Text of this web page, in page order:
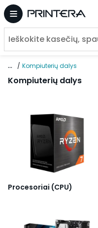
... Kompiuterių dalys
Kompiuterių dalys
Procesoriai (CPU)